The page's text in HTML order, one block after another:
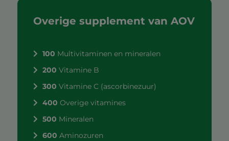
Overige supplement van AOV
100 Multivitaminen en mineralen
200Vitamine B
300Vitamine C (ascorbinezuur)
400Overige vitamines
500 Mineralen
600Aminozuren